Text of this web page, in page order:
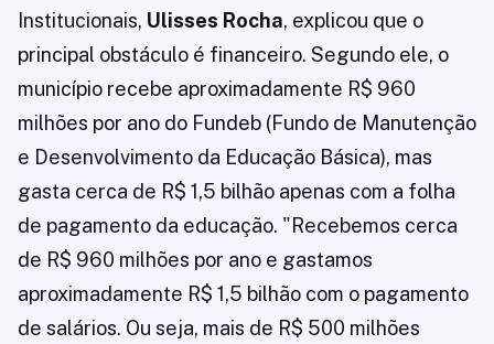
Institucionais, Ulisses Rocha, explicou que o
principal obstáculo é financeiro. Segundo ele, o
município recebe aproximadamente R$ 960
milhões por ano do Fundeb (Fundo de Manutenção
e Desenvolvimento da Educação Básica), mas
gasta cerca de R$ 1,5 bilhão apenas com a folha
de pagamento da educação. "Recebemos cerca
de R$ 960 milhões por ano e gastamos
aproximadamente R$ 1,5 bilhão com o pagamento
de salários. Ou seja, mais de R$ 500 milhões